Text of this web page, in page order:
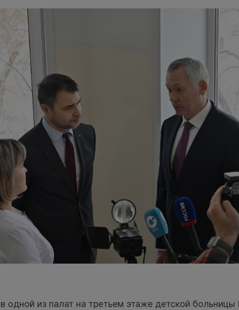
одной из палат на третьем этаже детской